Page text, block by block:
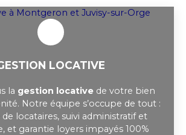
LOCATIVE
la gestion locative de votre bien
Notre équipe s’occupe de tout :
locataires, suivi administratif et
et garantie loyers impayés 100%